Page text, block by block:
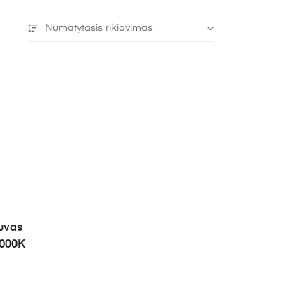
Numatytasis rikiavimas